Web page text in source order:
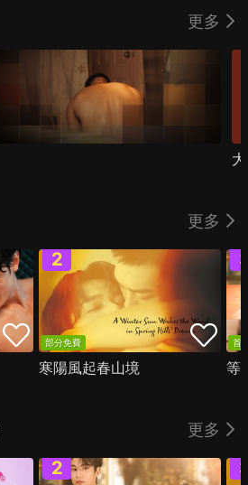
更多
更多
部分免費
寒陽風起春山境
首
等
更多